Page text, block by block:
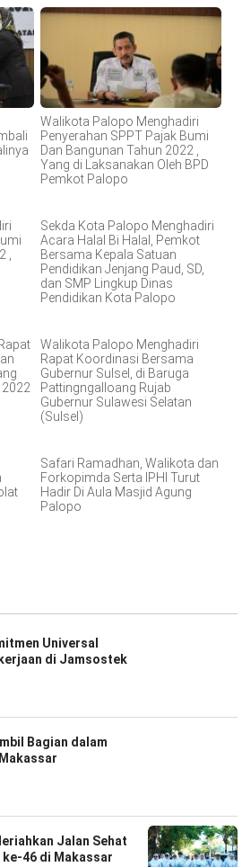
Walikota Palopo Menghadiri
Penyerahan SPPT Pajak Bumi
Dan Bangunan Tahun 2022 ,
Yang di Laksanakan Oleh BPD
Pemkot Palopo
,
Sekda Kota Palopo Menghadiri
Acara Halal Bi Halal, Pemkot
Bersama Kepala Satuan
Pendidikan Jenjang Paud, SD,
dan SMP Lingkup Dinas
Pendidikan Kota Palopo
Walikota Palopo Menghadiri
Rapat Koordinasi Bersama
Gubernur Sulsel, di Baruga
Pattingngalloang Rujab
Gubernur Sulawesi Selatan
(Sulsel)
Safari Ramadhan, Walikota dan
Forkopimda Serta IPHI Turut
Hadir Di Aula Masjid Agung
Palopo
Universal
di Jamsostek
Bagian dalam
Jalan Sehat
46 di Makassar